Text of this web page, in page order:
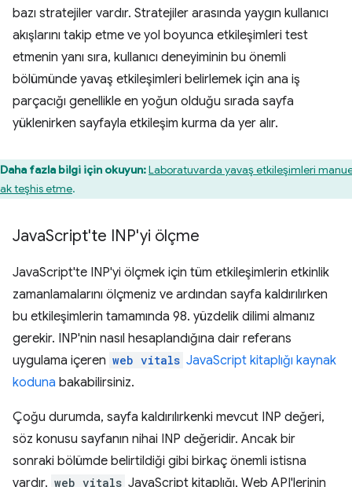
bazı stratejiler vardır. Stratejiler arasında yaygın kullanıcı
akışlarını takip etme ve yol boyunca etkileşimleri test
etmenin yanı sıra, kullanıcı deneyiminin bu önemli
bölümünde yavaş etkileşimleri belirlemek için ana iş
parçacığı genellikle en yoğun olduğu sırada sayfa
yüklenirken sayfayla etkileşim kurma da yer alır.
Daha fazla bilgi için okuyun:Laboratuvarda yavaş etkileşimleri
teşhis etme.
JavaScript'te INP'yi ölçme
JavaScript'te INP'yi ölçmek için tüm etkileşimlerin etkinlik
zamanlamalarını ölçmeniz ve ardından sayfa kaldırılırken
bu etkileşimlerin tamamında 98. yüzdelik dilimi almanız
gerekir. INP'nin nasıl hesaplandığına dair referans
uygulama içeren web vitals JavaScript kitaplığı kaynak
koduna bakabilirsiniz.
Çoğu durumda, sayfa kaldırılırkenki mevcut INP değeri,
söz konusu sayfanın nihai INP değeridir. Ancak bir
sonraki bölümde belirtildiği gibi birkaç önemli istisna
vardır. web vitals JavaScript kitaplığı, Web API'lerinin